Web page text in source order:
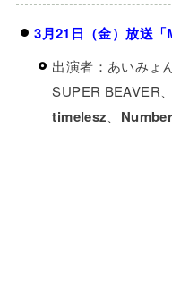
3月21日（金）放送「
出演者：あいみょ
SUPER BEAVER
timelesz